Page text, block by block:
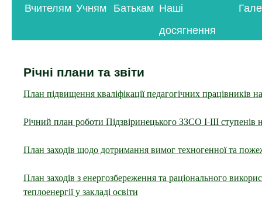
контенту
Вчителям Учням Батькам Наші
досягнення
Річні плани та звіти
План підвищення кваліфікації педагогічних працівників
Річний план роботи Підзвіринецького ЗЗСО І-ІІІ ступенів
План заходів щодо дотримання вимог техногенної та
План заходів з енергозбереження та раціонального
теплоенергії у закладі освіти